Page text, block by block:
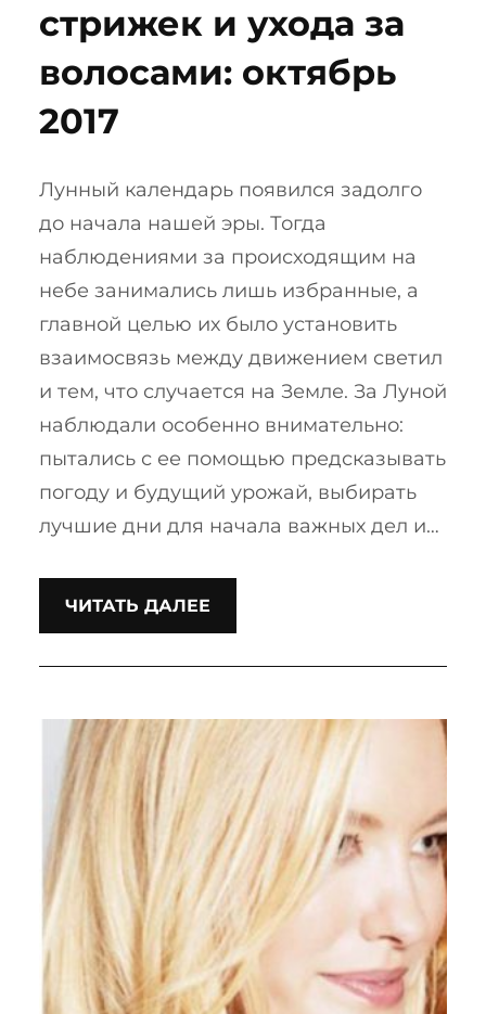
стрижек и ухода за
волосами: октябрь
2017
Лунный календарь появился задолго
до начала нашей эры. Тогда
наблюдениями за происходящим на
небе занимались лишь избранные, а
главной целью их было установить
взаимосвязь между движением светил
и тем, что случается на Земле. За Луной
наблюдали особенно внимательно:
пытались с ее помощью предсказывать
погоду и будущий урожай, выбирать
лучшие дни для начала важных дел и…
ЧИТАТЬ ДАЛЕЕ